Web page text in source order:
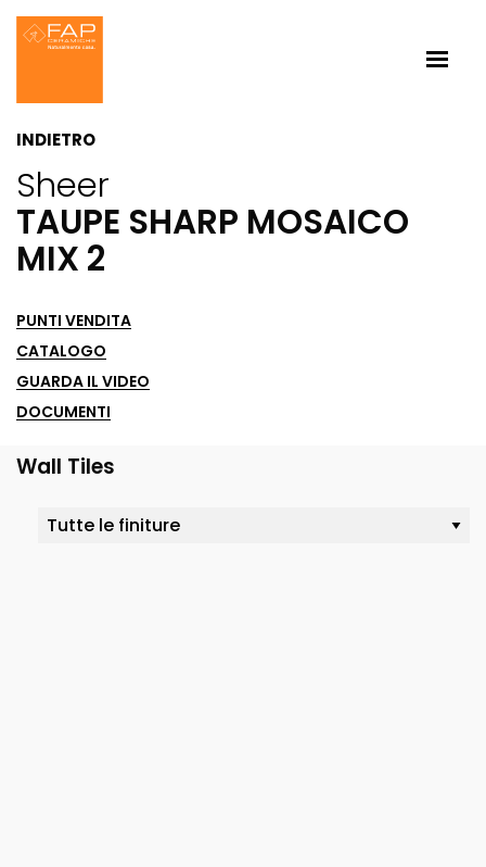
INDIETRO
Sheer
TAUPE SHARP MOSAICO
MIX 2
PUNTI VENDITA
CATALOGO
GUARDA IL VIDEO
DOCUMENTI
Wall Tiles